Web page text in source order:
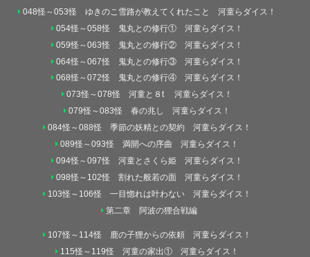
048怪～053怪 ゆきのこ雪路が教えてくれたこと 河童らダイス！
054怪～058怪 鬼丸との修行① 河童らダイス！
059怪～063怪 鬼丸との修行② 河童らダイス！
064怪～067怪 鬼丸との修行③ 河童らダイス！
068怪～072怪 鬼丸との修行④ 河童らダイス！
073怪～078怪 河童と８t 河童らダイス！
079怪～083怪 春の兆し 河童らダイス！
084怪～088怪 季節の妖精との契約 河童らダイス！
089怪～093怪 満開への序曲 河童らダイス！
094怪～097怪 河童とさくら姫 河童らダイス！
098怪～102怪 割れた般若の面 河童らダイス！
103怪～106怪 一目惚れは叶わない 河童らダイス！
第二章 阿波の狸合戦編
107怪～114怪 鹿の子狸からの依頼 河童らダイス！
115怪～119怪 河童の家出① 河童らダイス！